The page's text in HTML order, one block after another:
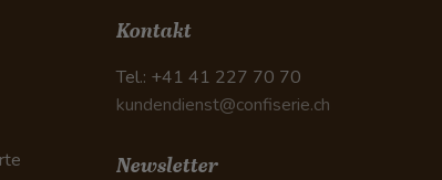
Kontakt
Tel.: +41 41 227 70 70
kundendienst@confiserie.ch
Newsletter